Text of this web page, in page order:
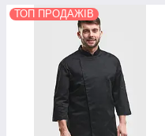
ТОП ПРОДАЖІВ